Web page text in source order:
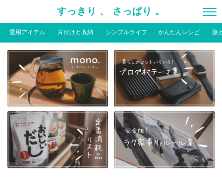
すっきり 、 さっぱり 。
愛用アイテム 片付けと収納 シンプルライフ かんたんレシピ 旅